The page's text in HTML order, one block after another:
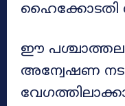
ഹൈക്കോടതി
ഈ
അന്വേഷണ